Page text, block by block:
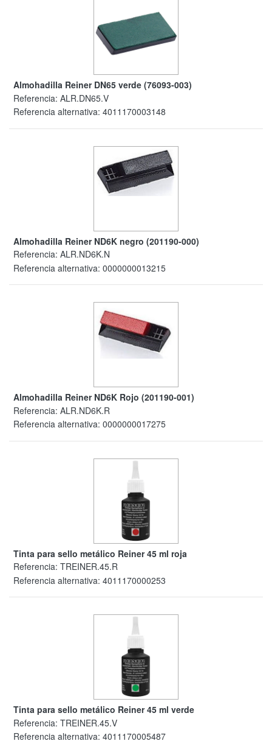
Almohadilla Reiner DN65 verde (76093-003)
Referencia: ALR.DN65.V
Referencia alternativa: 4011170003148
Almohadilla Reiner ND6K negro (201190-000)
Referencia: ALR.ND6K.N
Referencia alternativa: 0000000013215
Almohadilla Reiner ND6K Rojo (201190-001)
Referencia: ALR.ND6K.R
Referencia alternativa: 0000000017275
Tinta para sello metálico Reiner 45 ml roja
Referencia: TREINER.45.R
Referencia alternativa: 4011170000253
Tinta para sello metálico Reiner 45 ml verde
Referencia: TREINER.45.V
Referencia alternativa: 4011170005487